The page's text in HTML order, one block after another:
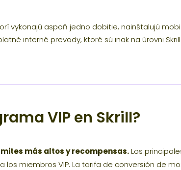
vykonajú aspoň jedno dobitie, nainštalujú
interné prevody, ktoré sú inak na úrovni
VIP en Skrill?
más altos y recompensas.Los
miembros VIP. La tarifa de conversión de